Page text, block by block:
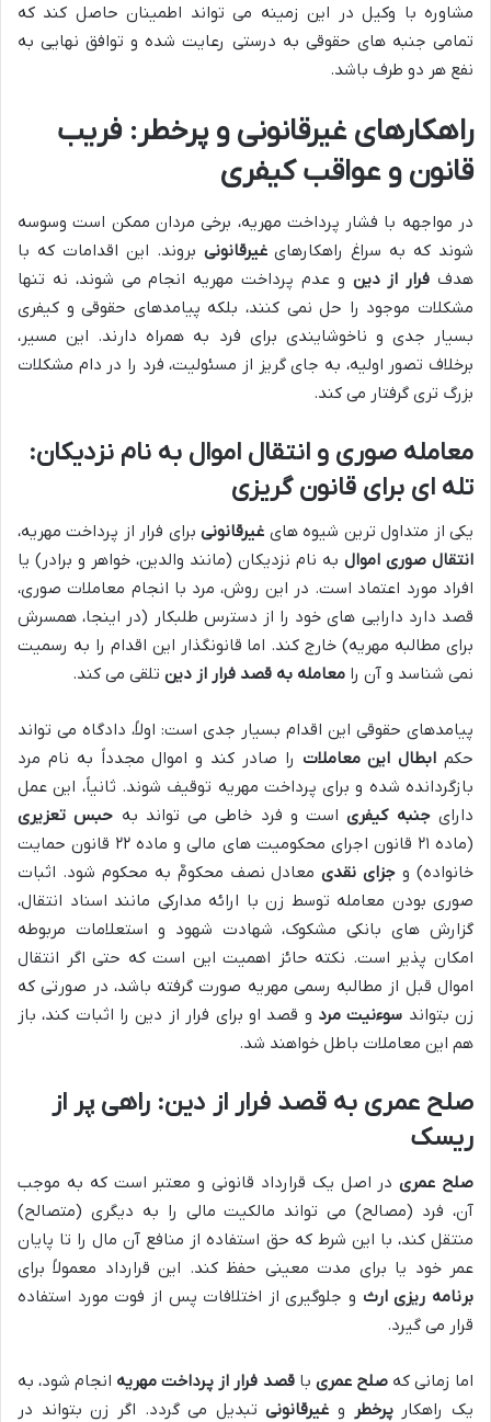
مشاوره با وکیل در این زمینه می تواند اطمینان حاصل کند که
تمامی جنبه های حقوقی به درستی رعایت شده و توافق نهایی به
نفع هر دو طرف باشد.
راهکارهایغیرقانونی وپرخطر: فریب
قانون و عواقب کیفری
در مواجهه با فشار پرداخت مهریه، برخی مردان ممکن است وسوسه
شوند که به سراغ راهکارهایغیرقانونی بروند. این اقدامات که با
هدف فرار از دین و عدم پرداخت مهریه انجام می شوند، نه تنها
مشکلات موجود را حل نمی کنند، بلکه پیامدهای حقوقی و کیفری
بسیار جدی و ناخوشایندی برای فرد به همراه دارند. این مسیر،
برخلاف تصور اولیه، به جای گریز از مسئولیت، فرد را در دام مشکلات
بزرگ تری گرفتار می کند.
معامله صوری و انتقال اموال به نام نزدیکان:
تله ای برای قانون گریزی
یکی از متداول ترین شیوه های غیرقانونیبرای فرار از پرداخت مهریه،
انتقال صوری اموال به نام نزدیکان (مانند والدین، خواهر و برادر) یا
افراد مورد اعتماد است. در این روش، مرد با انجام معاملات صوری،
قصد دارد دارایی های خود را از دسترس طلبکار (در اینجا، همسرش
برای مطالبه مهریه) خارج کند. اما قانونگذار این اقدام را به رسمیت
نمی شناسد و آن را معامله به قصد فرار از دین تلقی می کند.
پیامدهای حقوقی این اقدام بسیار جدی است: اولاً، دادگاه می تواند
حکم ابطال این معاملات را صادر کند و اموال مجدداً به نام مرد
بازگردانده شده و برای پرداخت مهریه توقیف شوند. ثانیاً، این عمل
دارایجنبه کیفریاست و فرد خاطی می تواند به حبس تعزیری
(ماده ۲۱ قانون اجرای محکومیت های مالی و ماده ۲۲ قانون حمایت
خانواده) و جزای نقدیمعادل نصف محکومٌ به محکوم شود. اثبات
صوری بودن معامله توسط زن با ارائه مدارکی مانند اسناد انتقال،
گزارش های بانکی مشکوک، شهادت شهود و استعلامات مربوطه
امکان پذیر است. نکته حائز اهمیت این است که حتی اگر انتقال
اموال قبل از مطالبه رسمی مهریه صورت گرفته باشد، در صورتی که
زن بتواند سوءنیت مرد و قصد او برای فرار از دین را اثبات کند، باز
هم این معاملات باطل خواهند شد.
صلح عمری به قصد فرار از دین: راهی پر از
ریسک
صلح عمریدر اصل یک قرارداد قانونی و معتبر است که به موجب
آن، فرد (مصالح) می تواند مالکیت مالی را به دیگری (متصالح)
منتقل کند، با این شرط که حق استفاده از منافع آن مال را تا پایان
عمر خود یا برای مدت معینی حفظ کند. این قرارداد معمولاً برای
برنامه ریزی ارث و جلوگیری از اختلافات پس از فوت مورد استفاده
قرار می گیرد.
اما زمانی کهصلح عمری باقصد فرار از پرداخت مهریه انجام شود، به
یک راهکارپرخطر و غیرقانونیتبدیل می گردد. اگر زن بتواند در